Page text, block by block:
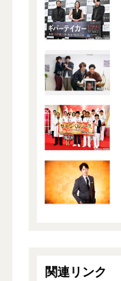
関連リンク